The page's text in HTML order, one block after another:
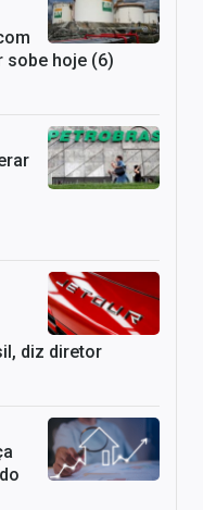
sobe hoje (6)
diz diretor